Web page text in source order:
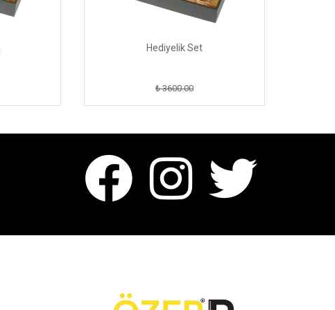
Hediyelik Set
₺ 3600.00